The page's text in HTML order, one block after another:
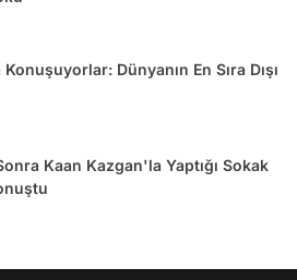
Dünyanın En Sıra Dışı
Kaan Kazgan'la Yaptığı Sokak